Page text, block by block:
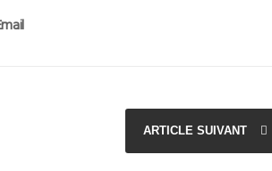
ARTICLE SUIVANT